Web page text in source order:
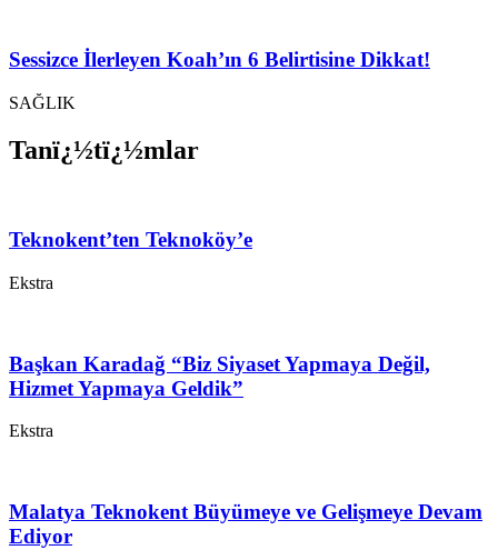
Sessizce İlerleyen Koah’ın 6 Belirtisine Dikkat!
SAĞLIK
Tanï¿½tï¿½mlar
Teknokent’ten Teknoköy’e
Ekstra
Başkan Karadağ “Biz Siyaset Yapmaya Değil,
Hizmet Yapmaya Geldik”
Ekstra
Malatya Teknokent Büyümeye ve Gelişmeye Devam
Ediyor